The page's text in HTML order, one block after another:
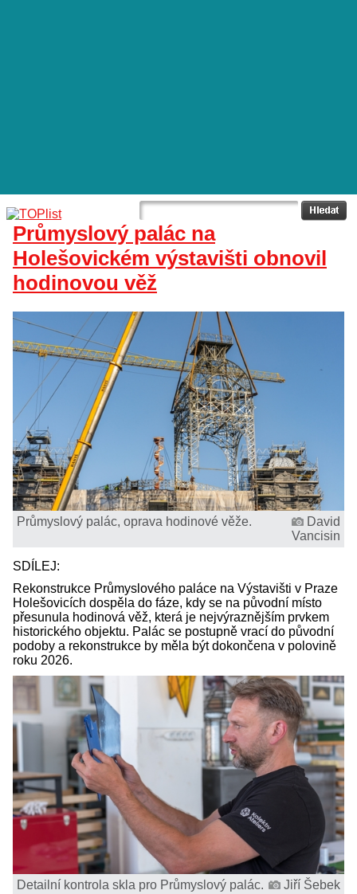
Průmyslový palác na
Holešovickém výstavišti obnovil
hodinovou věž
Průmyslový palác, oprava hodinové věže.
David
Vancisin
SDÍLEJ:
Rekonstrukce Průmyslového paláce na Výstavišti v Praze
Holešovicích dospěla do fáze, kdy se na původní místo
přesunula hodinová věž, která je nejvýraznějším prvkem
historického objektu. Palác se postupně vrací do původní
podoby a rekonstrukce by měla být dokončena v polovině
roku 2026.
Detailní kontrola skla pro Průmyslový palác. Jiří Šebek